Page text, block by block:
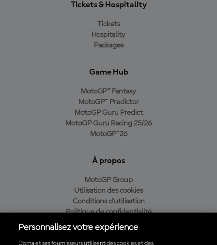
Tickets & Hospitality
Tickets
Hospitality
Packages
Game Hub
MotoGP™ Fantasy
MotoGP™ Predictor
MotoGP Guru Predict
MotoGP Guru Racing 25/26
MotoGP™26
À propos
MotoGP Group
Utilisation des cookies
Conditions d'utilisation
Politique de confidentialité
Politique d’achat
Personnalisez votre expérience
Dorna et ses fournisseurs utilisent des cookies et des